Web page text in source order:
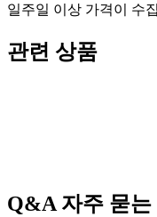
일주일 이상 가격이 수
관련 상품
Q&A자주 묻는